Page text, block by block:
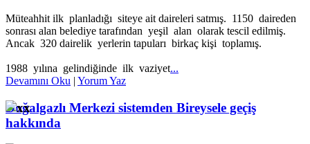
Müteahhit ilk planladığı siteye ait daireleri satmış. 1150 daireden
sonrası alan belediye tarafından yeşil alan olarak tescil edilmiş.
Ancak 320 dairelik yerlerin tapuları birkaç kişi toplamış.
1988 yılına gelindiğinde ilk vaziyet...
Devamını Oku | Yorum Yaz
Doğalgazlı Merkezi sistemden Bireysele geçiş
hakkında